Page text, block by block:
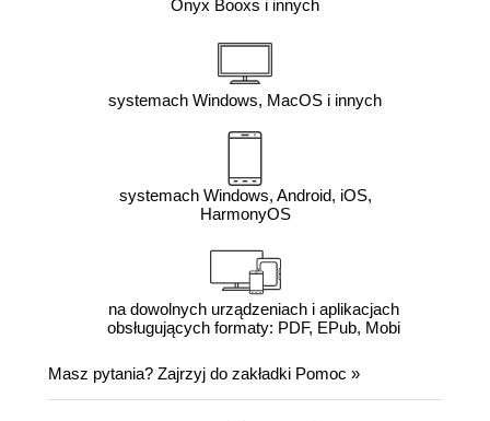
Onyx Booxs i innych
systemach Windows, MacOS i innych
systemach Windows, Android, iOS,
HarmonyOS
na dowolnych urządzeniach i aplikacjach
obsługujących formaty: PDF, EPub, Mobi
Masz pytania? Zajrzyj do zakładki Pomoc »